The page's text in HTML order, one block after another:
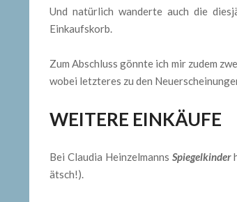
Und natürlich wanderte auch die
Einkaufskorb.
Zum Abschluss gönnte ich mir zudem
wobei letzteres zu den
WEITERE EINKÄUFE
Bei Claudia Heinzelmanns Spiegelkinder
ätsch!).